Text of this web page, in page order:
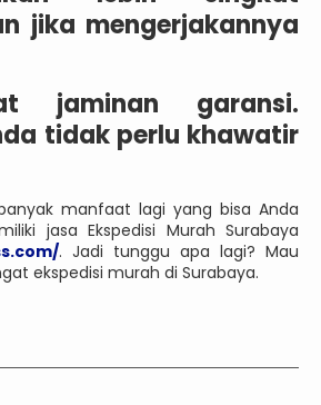
jika mengerjakannya
jaminan garansi.
tidak perlu khawatir
manfaat lagi yang bisa Anda
jasa Ekspedisi Murah Surabaya
. Jadi tunggu apa lagi? Mau
ekspedisi murah di Surabaya.